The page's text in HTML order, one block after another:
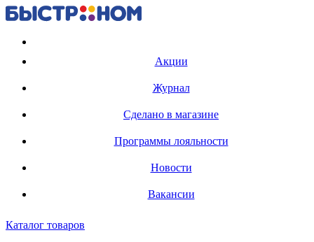
Акции
Журнал
Сделано в магазине
Программы лояльности
Новости
Вакансии
Каталог товаров